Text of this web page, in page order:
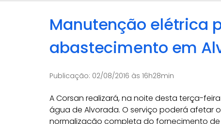
Manutenção elétrica
abastecimento em
Publicação: 02/08/2016 às 16h28min
A Corsan realizará, na noite desta terça-
água de Alvorada. O serviço poderá afetar
normalização completa do fornecimento